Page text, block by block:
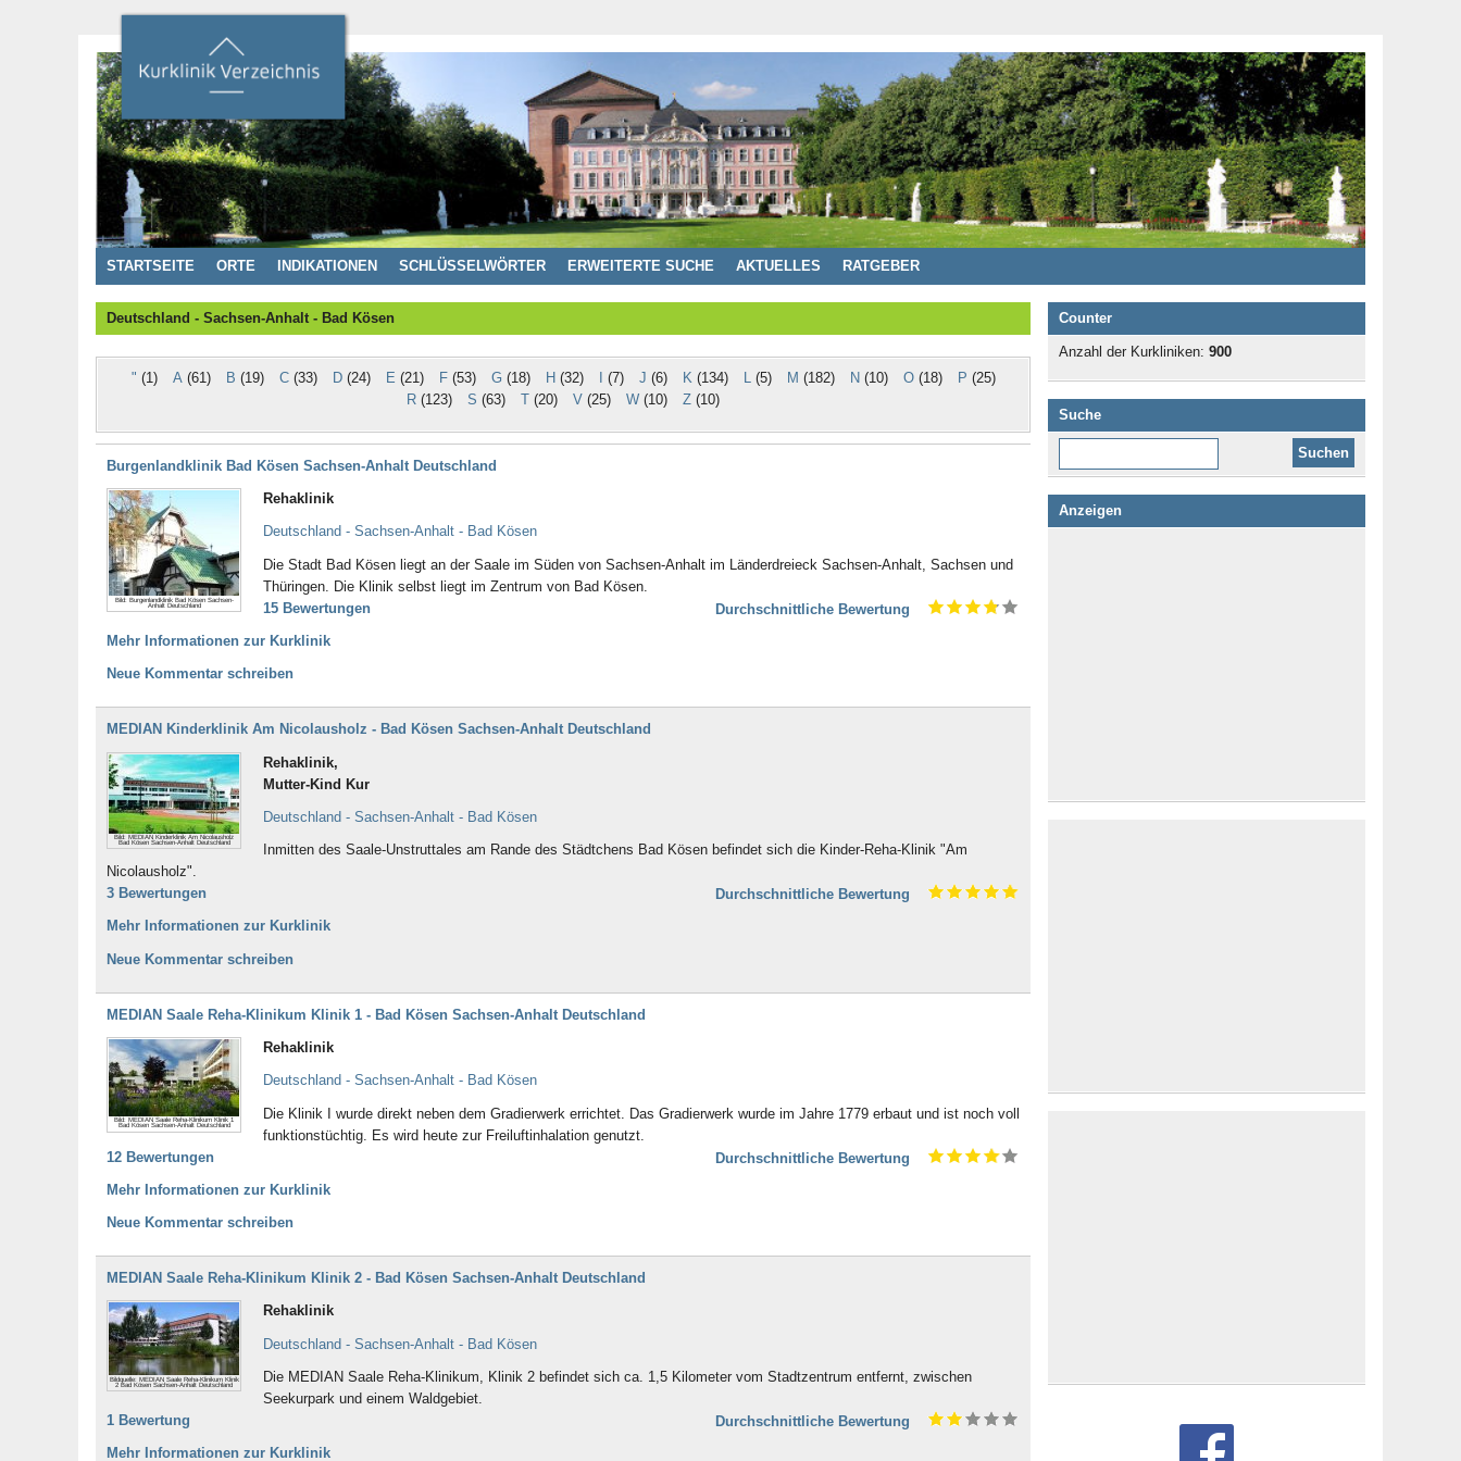
STARTSEITE ORTE INDIKATIONEN SCHLÜSSELWÖRTER ERWEITERTE SUCHE AKTUELLES RATGEBER
Deutschland - Sachsen-Anhalt - Bad Kösen
" (1) A(61) B (19) C(33) D(24) E (21) F(53) G(18) H (32) (7) J (6) K(134) L(5) M (182) N (10) O(18) P (25)
R (123) S (63) T (20) V (25) W (10) Z (10)
Burgenlandklinik Bad Kösen Sachsen-Anhalt Deutschland
Bild: Burgenlandklinik Bad Kösen Sachsen-
Anhalt Deutschland
Rehaklinik
Deutschland - Sachsen-Anhalt - Bad Kösen
Die Stadt Bad Kösen liegt an der Saale im Süden von Sachsen-Anhalt im Länderdreieck Sachsen-Anhalt, Sachsen und
Thüringen. Die Klinik selbst liegt im Zentrum von Bad Kösen.
15 Bewertungen
Durchschnittliche Bewertung
Mehr Informationen zur Kurklinik
Neue Kommentar schreiben
MEDIAN Kinderklinik Am Nicolausholz - Bad Kösen Sachsen-Anhalt Deutschland
Bild: MEDIAN Kinderklinik Am Nicolausholz
Bad Kösen Sachsen-Anhalt Deutschland
Rehaklinik,
Mutter-Kind Kur
Deutschland - Sachsen-Anhalt - Bad Kösen
Inmitten des Saale-Unstruttales am Rande des Städtchens Bad Kösen befindet sich die Kinder-Reha-Klinik "Am
Nicolausholz".
3 Bewertungen
Durchschnittliche Bewertung
Mehr Informationen zur Kurklinik
Neue Kommentar schreiben
MEDIAN Saale Reha-Klinikum Klinik 1 - Bad Kösen Sachsen-Anhalt Deutschland
Bild: MEDIAN Saale Reha-Klinikum Klinik 1
Bad Kösen Sachsen-Anhalt Deutschland
Rehaklinik
Deutschland - Sachsen-Anhalt - Bad Kösen
Die Klinik I wurde direkt neben dem Gradierwerk errichtet. Das Gradierwerk wurde im Jahre 1779 erbaut und ist noch voll
funktionstüchtig. Es wird heute zur Freiluftinhalation genutzt.
12 Bewertungen
Durchschnittliche Bewertung
Mehr Informationen zur Kurklinik
Neue Kommentar schreiben
MEDIAN Saale Reha-Klinikum Klinik 2 - Bad Kösen Sachsen-Anhalt Deutschland
Bildquelle: MEDIAN Saale Reha-Klinikum Klinik
2 Bad Kösen Sachsen-Anhalt Deutschland
Rehaklinik
Deutschland - Sachsen-Anhalt - Bad Kösen
Die MEDIAN Saale Reha-Klinikum, Klinik 2 befindet sich ca. 1,5 Kilometer vom Stadtzentrum entfernt, zwischen
Seekurpark und einem Waldgebiet.
1 Bewertung
Durchschnittliche Bewertung
Mehr Informationen zur Kurklinik
Counter
Anzahl der Kurkliniken: 900
Suche
Anzeigen